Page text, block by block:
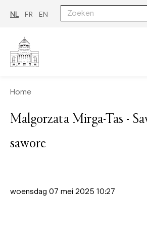
inhoud
gaan
NL FR EN
Home
Malgorzata Mirga-Tas -
sawore
woensdag 07 mei 2025 10:27